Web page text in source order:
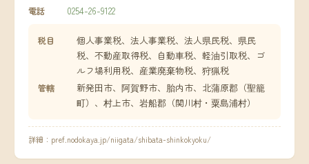
電話 0254-26-9122
税目
個人事業税、法人事業税、法人県民税、県民
税、不動産取得税、自動車税、軽油引取税、ゴ
ルフ場利用税、産業廃棄物税、狩猟税
管轄
新発田市、阿賀野市、胎内市、北蒲原郡（聖籠
町）、村上市、岩船郡（関川村・粟島浦村）
詳細： pref.nodokaya.jp/niigata/shibata-shinkokyoku/